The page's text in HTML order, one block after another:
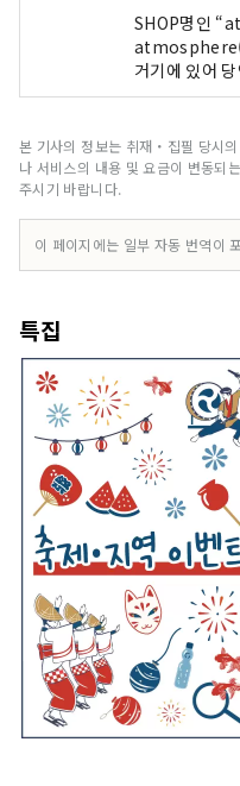
SHOP명인
atmosphere(
거기에 있어
“atmos”는,
화 벽을 설치.
익스클루시브
본 기사의 정보는 취재・집필 당시
나 서비스의 내용 및 요금이 변동되
주시기 바랍니다.
이 페이지에는 일부 자동 번역이
특집